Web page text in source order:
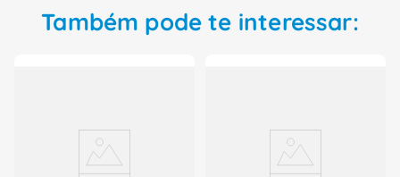
Também pode te interessar: